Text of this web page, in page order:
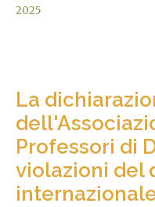
2025
La
Professori di
violazioni del